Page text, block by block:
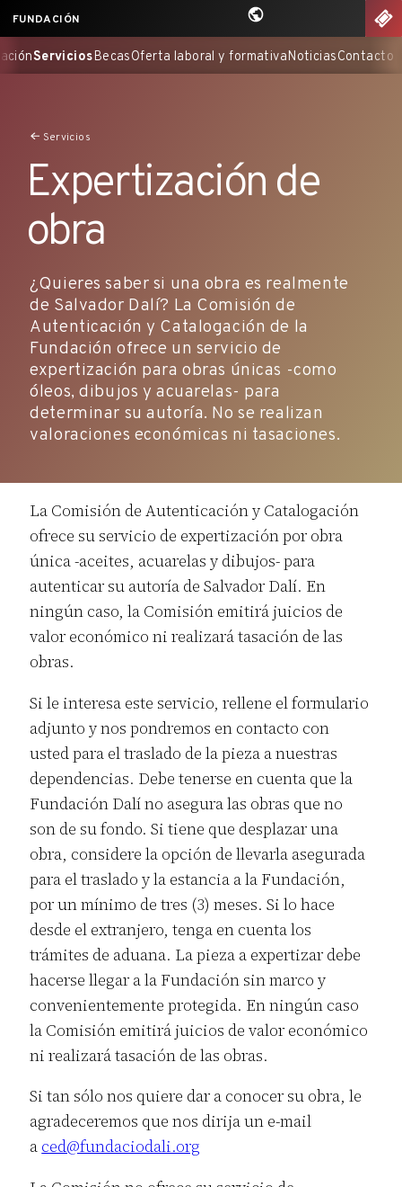
Saltar
al
contenido
FUNDACIÓN
la FundaciónServiciosBecasOferta laboral y formativa
Servicios
Expertización de
obra
¿Quieres saber si una obra es realmente
de Salvador Dalí? La Comisión de
Autenticación y Catalogación de la
Fundación ofrece un servicio de
expertización para obras únicas -como
óleos, dibujos y acuarelas- para
determinar su autoría. No se realizan
valoraciones económicas ni tasaciones.
La Comisión de Autenticación y Catalogación
ofrece su servicio de expertización por obra
única -aceites, acuarelas y dibujos- para
autenticar su autoría de Salvador Dalí. En
ningún caso, la Comisión emitirá juicios de
valor económico ni realizará tasación de las
obras.
Si le interesa este servicio, rellene el formulario
adjunto y nos pondremos en contacto con
usted para el traslado de la pieza a nuestras
dependencias. Debe tenerse en cuenta que la
Fundación Dalí no asegura las obras que no
son de su fondo. Si tiene que desplazar una
obra, considere la opción de llevarla asegurada
para el traslado y la estancia a la Fundación,
por un mínimo de tres (3) meses. Si lo hace
desde el extranjero, tenga en cuenta los
trámites de aduana. La pieza a expertizar debe
hacerse llegar a la Fundación sin marco y
convenientemente protegida. En ningún caso
la Comisión emitirá juicios de valor económico
ni realizará tasación de las obras.
Si tan sólo nos quiere dar a conocer su obra, le
agradeceremos que nos dirija un e-mail
a ced@fundaciodali.org